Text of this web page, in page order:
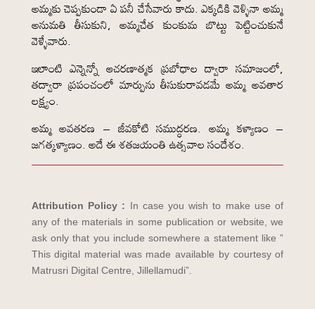
అమ్మకు చెప్పకుండా ఏ పనీ చేసేవారు కాదు. ఎక్కడికి వెళ్ళినా అమ్మ
అనుమతి తీసుకుని, అమ్మచేత కుంకుమ బొట్టు పెట్టించుకునే
వెళ్ళేవారు.
ఇలాంటి ఎన్నెన్నో ఆచరణాత్మక ప్రబోధాల ద్వారా సమాజంలో,
తద్వారా ప్రపంచంలో మార్పును తీసుకురావడమే అమ్మ అవతార
లక్ష్యం.
అమ్మ అవతరణ – జీవకోటి సముద్ధరణ. అమ్మ కళ్యాణం –
జగత్కళ్యాణం. అదే ఈ శతజయంతి ఉత్సవాల సందేశం.
Attribution Policy : In case you wish to make use of
any of the materials in some publication or website, we
ask only that you include somewhere a statement like ”
This digital material was made available by courtesy of
Matrusri Digital Centre, Jillellamudi”.